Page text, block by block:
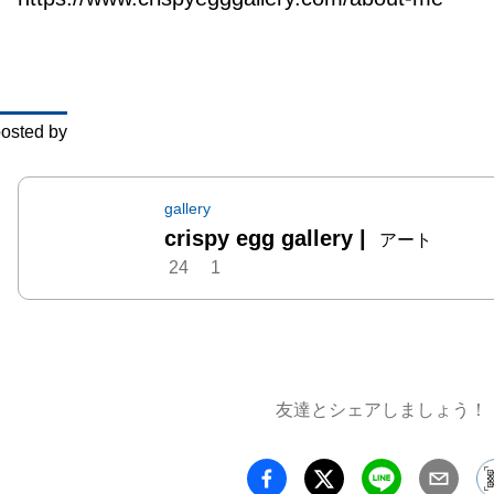
一郎記
by
gallery
crispy egg gallery |
アート
24
1
友達とシェアしましょう！